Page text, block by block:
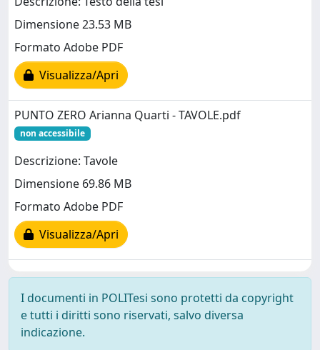
Dimensione 23.53 MB
Formato Adobe PDF
Visualizza/Apri
PUNTO ZERO Arianna Quarti - TAVOLE.pdf
non accessibile
Descrizione: Tavole
Dimensione 69.86 MB
Formato Adobe PDF
Visualizza/Apri
I documenti in POLITesi sono protetti da copyright
e tutti i diritti sono riservati, salvo diversa
indicazione.